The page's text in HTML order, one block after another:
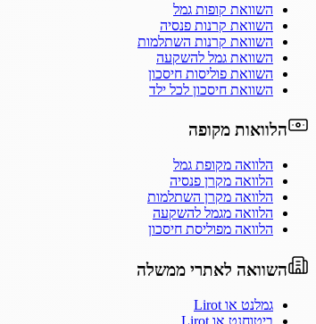
השוואת קופות גמל
השוואת קרנות פנסיה
השוואת קרנות השתלמות
השוואת גמל להשקעה
השוואת פוליסות חיסכון
השוואת חיסכון לכל ילד
הלוואות מקופה
הלוואה מקופת גמל
הלוואה מקרן פנסיה
הלוואה מקרן השתלמות
הלוואה מגמל להשקעה
הלוואה מפוליסת חיסכון
השוואה לאתרי ממשלה
גמלנט או Lirot
ביטוחנט או Lirot